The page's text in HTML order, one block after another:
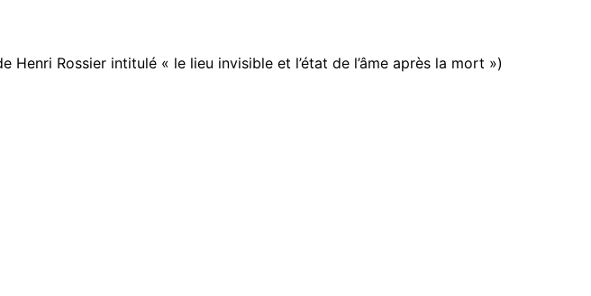
Rossier intitulé « le lieu invisible et l’état de l’âme après la mort »)